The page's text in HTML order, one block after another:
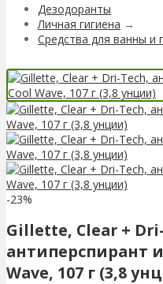
Дезодоранты
Личная гигиена →
Средства для ванны и
-23%
Gillette, Clear +
антиперспирант
Wave, 107 г (3,8